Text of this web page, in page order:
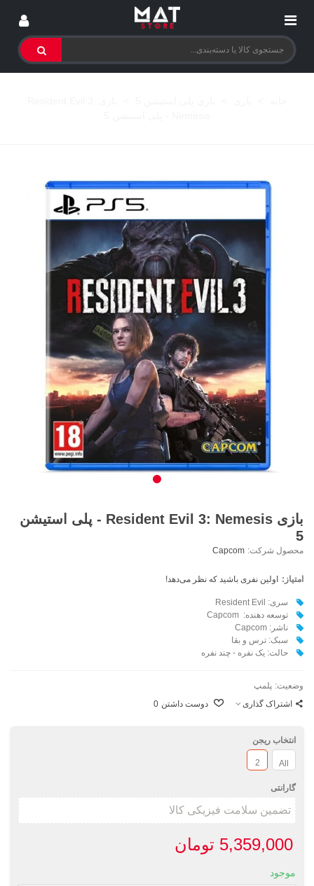
بازی Resident Evil 3: Nemesis - پلی استیشن
5
محصول شرکت: Capcom
امتیاز: اولین نفری باشید که نظر می‌دهد!
سری: Resident Evil
توسعه دهنده: Capcom
ناشر: Capcom
سبک: ترس و بقا
حالت: یک نفره - چند نفره
وضعیت: پلمپ
اشتراک گذاری
دوست داشتن 0
انتخاب ریجن
All
2
گارانتی
5,359,000 تومان
موجود